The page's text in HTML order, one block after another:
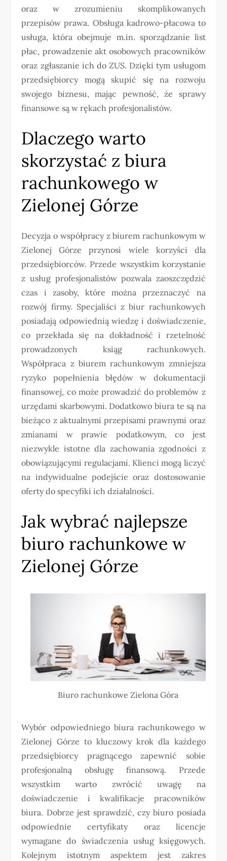
oraz w zrozumieniu skomplikowanych
przepisów prawa. Obsługa kadrowo-płacowa to
usługa, która obejmuje m.in. sporządzanie list
płac, prowadzenie akt osobowych pracowników
oraz zgłaszanie ich do ZUS. Dzięki tym usługom
przedsiębiorcy mogą skupić się na rozwoju
swojego biznesu, mając pewność, że sprawy
finansowe są w rękach profesjonalistów.
Dlaczego warto
skorzystać z biura
rachunkowego w
Zielonej Górze
Decyzja o współpracy z biurem rachunkowym w
Zielonej Górze przynosi wiele korzyści dla
przedsiębiorców. Przede wszystkim korzystanie
z usług profesjonalistów pozwala zaoszczędzić
czas i zasoby, które można przeznaczyć na
rozwój firmy. Specjaliści z biur rachunkowych
posiadają odpowiednią wiedzę i doświadczenie,
co przekłada się na dokładność i rzetelność
prowadzonych ksiąg rachunkowych.
Współpraca z biurem rachunkowym zmniejsza
ryzyko popełnienia błędów w dokumentacji
finansowej, co może prowadzić do problemów z
urzędami skarbowymi. Dodatkowo biura te są na
bieżąco z aktualnymi przepisami prawnymi oraz
zmianami w prawie podatkowym, co jest
niezwykle istotne dla zachowania zgodności z
obowiązującymi regulacjami. Klienci mogą liczyć
na indywidualne podejście oraz dostosowanie
oferty do specyfiki ich działalności.
Jak wybrać najlepsze
biuro rachunkowe w
Zielonej Górze
Biuro rachunkowe Zielona Góra
Wybór odpowiedniego biura rachunkowego w
Zielonej Górze to kluczowy krok dla każdego
przedsiębiorcy pragnącego zapewnić sobie
profesjonalną obsługę finansową. Przede
wszystkim warto zwrócić uwagę na
doświadczenie i kwalifikacje pracowników
biura. Dobrze jest sprawdzić, czy biuro posiada
odpowiednie certyfikaty oraz licencje
wymagane do świadczenia usług księgowych.
Kolejnym istotnym aspektem jest zakres